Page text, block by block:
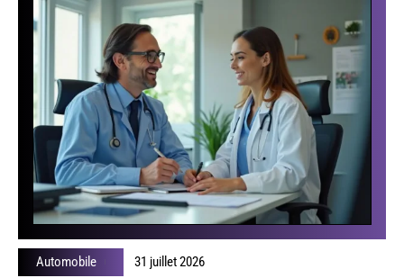
Automobile 31 juillet 2026